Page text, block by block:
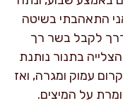
התאהבתי בשיטה
לקבל בשר רך
בתנור נותנת
עמוק ומגרה, ואז
על המיצים.